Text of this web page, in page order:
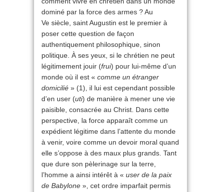
dominé par la force des armes ? Au
Ve siècle, saint Augustin est le premier à
poser cette question de façon
authentiquement philosophique, sinon
politique. À ses yeux, si le chrétien ne peut
légitimement jouir (frui) pour lui-même d’un
monde où il est « comme un étranger
domicilié » (1), il lui est cependant possible
d’en user (uti) de manière à mener une vie
paisible, consacrée au Christ. Dans cette
perspective, la force apparaît comme un
expédient légitime dans l’attente du monde
à venir, voire comme un devoir moral quand
elle s’oppose à des maux plus grands. Tant
que dure son pèlerinage sur la terre,
l’homme a ainsi intérêt à « user de la paix
de Babylone », cet ordre imparfait permis